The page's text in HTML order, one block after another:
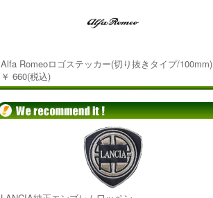
Alfa Romeoロゴステッカー(切り抜きタイプ/100mm)
￥ 660(税込)